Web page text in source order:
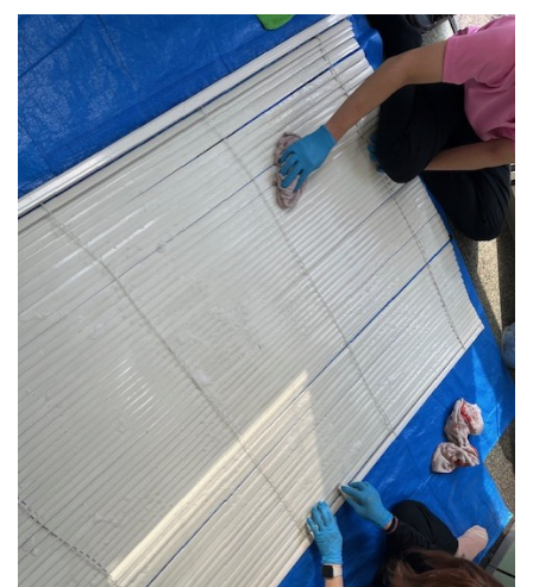
風呂釜洗浄・追い炊き配管
クリーニング
トイレクリーニング
クリニック施設専門清掃
除菌清掃
ング
空気清浄機クリーニング
その他のお掃除